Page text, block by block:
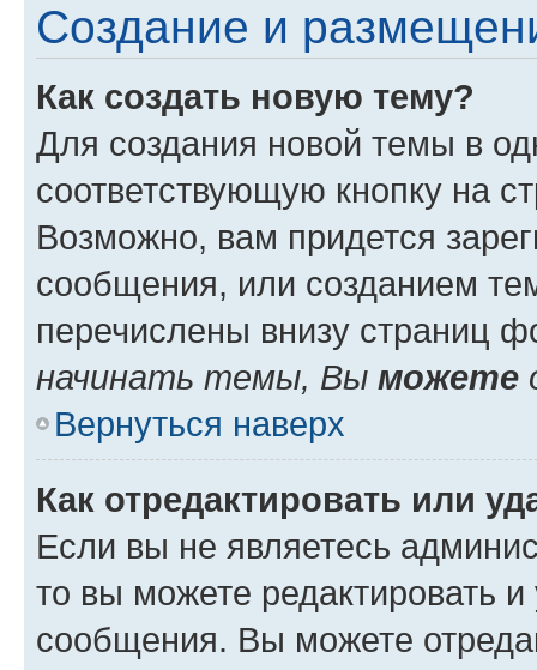
Создание и
Как создать новую тему?
Для создания новой темы в
соответствующую кнопку на
Возможно, вам придется
сообщения, или созданием
перечислены внизу страниц
начинать темы, Вы можете
Вернуться наверх
Как отредактировать или
Если вы не являетесь
то вы можете редактировать
сообщения. Вы можете